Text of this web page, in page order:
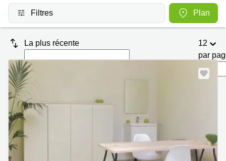
Salles
de
réunion
Bureau
virtuel
Bruxelles
Bruxelles
Aeroport
Gand
Hasselt
Louvain
la
Neuve
Wallonie
Wavre
a louer
Gand
Bureau
à louer
Liège
Centre
d'affaires
Anvers
Centre
d'affaires
Gand
Centre
Connexion
Choisissez une langue
flamand
Filtres Plan
La plus récente
12
par